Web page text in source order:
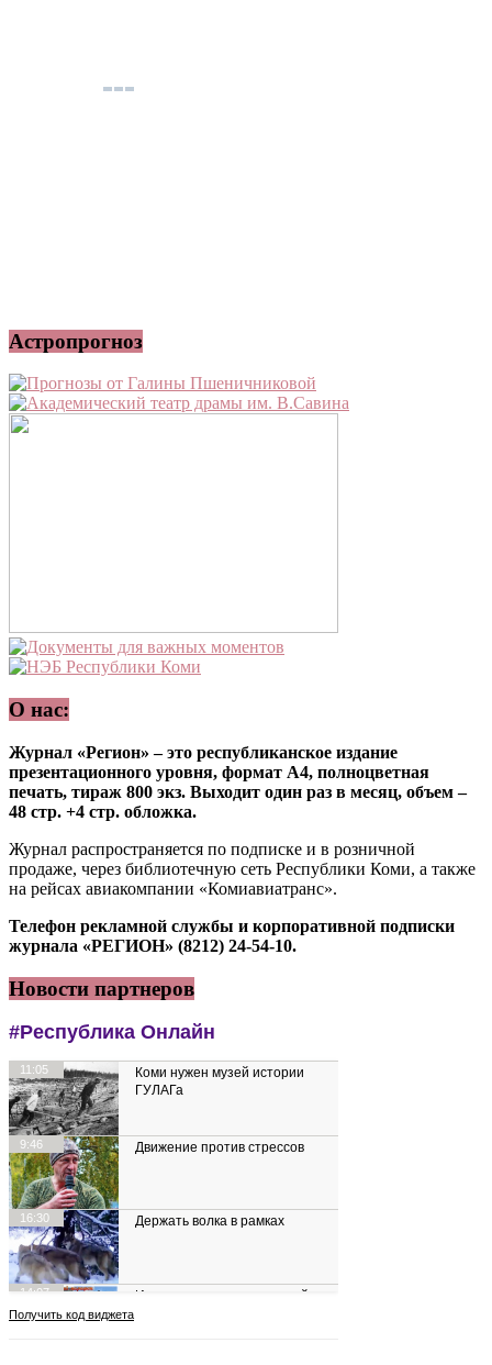
Астропрогноз
О нас:
Журнал «Регион» – это республиканское издание
презентационного уровня, формат А4, полноцветная
печать, тираж 800 экз. Выходит один раз в месяц, объем –
48 стр. +4 стр. обложка.
Журнал распространяется по подписке и в розничной
продаже, через библиотечную сеть Республики Коми, а также
на рейсах авиакомпании «Комиавиатранс».
Телефон рекламной службы и корпоративной подписки
журнала «РЕГИОН» (8212) 24-54-10.
Новости партнеров